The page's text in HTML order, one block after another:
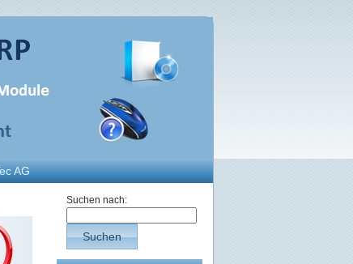
AG
Suchen nach:
Suchen